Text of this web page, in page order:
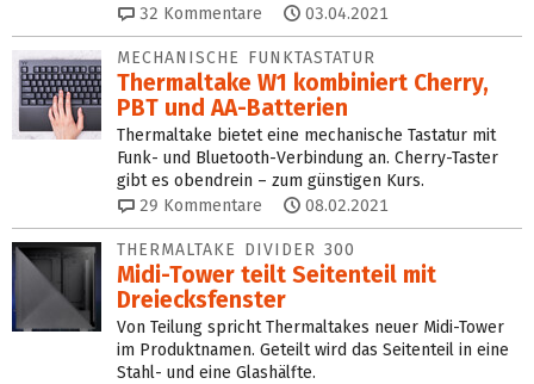
32 Kommentare 03.04.2021
MECHANISCHE FUNKTASTATUR
Thermaltake W1 kombiniert Cherry,
PBT und AA-Batterien
Thermaltake bietet eine mechanische Tastatur mit
Funk- und Bluetooth-Verbindung an. Cherry-Taster
gibt es obendrein – zum günstigen Kurs.
29 Kommentare 08.02.2021
THERMALTAKE DIVIDER 300
Midi-Tower teilt Seitenteil mit
Dreiecksfenster
Von Teilung spricht Thermaltakes neuer Midi-Tower
im Produktnamen. Geteilt wird das Seitenteil in eine
Stahl- und eine Glashälfte.